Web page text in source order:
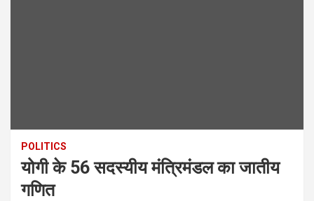
POLITICS
योगी के 56 सदस्यीय मंत्रिमंडल का जातीय
गणित